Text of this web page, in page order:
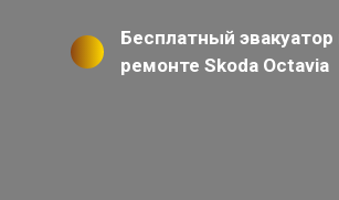
Бесплатный эвакуатор
ремонте Skoda Octavia